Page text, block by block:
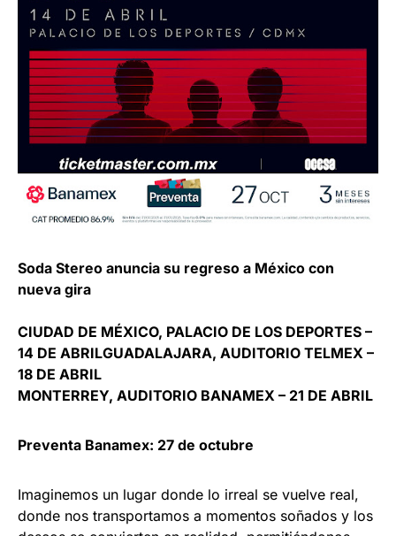
Soda Stereo anuncia su regreso a México con
nueva gira
CIUDAD DE MÉXICO, PALACIO DE LOS DEPORTES –
14 DE ABRILGUADALAJARA, AUDITORIO TELMEX –
18 DE ABRIL
MONTERREY, AUDITORIO BANAMEX – 21 DE ABRIL
Preventa Banamex: 27 de octubre
Imaginemos un lugar donde lo irreal se vuelve real,
donde nos transportamos a momentos soñados y los